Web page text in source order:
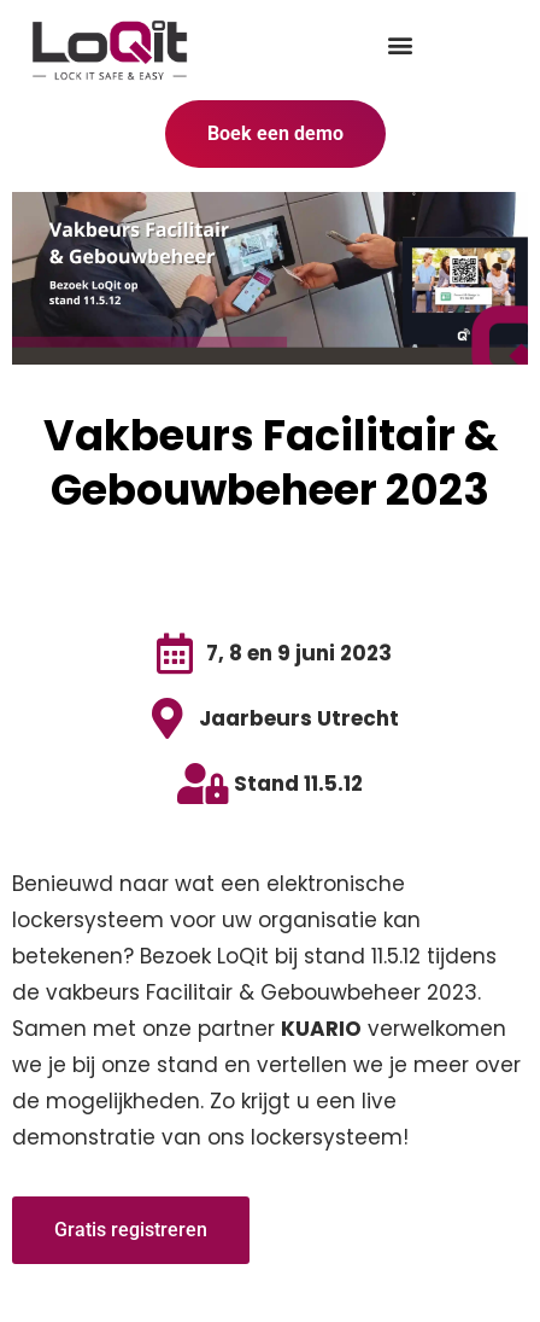
Boek een demo
Vakbeurs Facilitair &
Gebouwbeheer 2023
7, 8 en 9 juni 2023
Jaarbeurs Utrecht
Stand 11.5.12
Benieuwd naar wat een elektronische
lockersysteem voor uw organisatie kan
betekenen? Bezoek LoQit bij stand 11.5.12 tijdens
de vakbeurs Facilitair & Gebouwbeheer 2023.
Samen met onze partner KUARIO verwelkomen
we je bij onze stand en vertellen we je meer over
de mogelijkheden. Zo krijgt u een live
demonstratie van ons lockersysteem!
Gratis registreren